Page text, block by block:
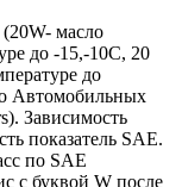
масло
до -15,-10С, 20
до
Автомобильных
Зависимость
показатель SAE.
по SAE
с буквой W после